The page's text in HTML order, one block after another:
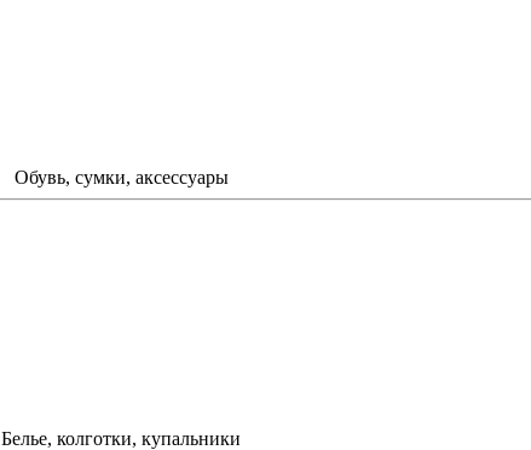
Обувь, сумки, аксессуары
Белье, колготки, купальники